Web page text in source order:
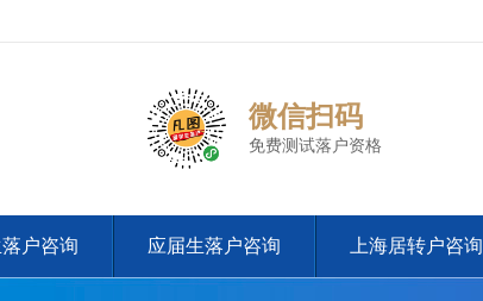
微信扫码
免费测试落户资格
户咨询 应届生落户咨询 上海居转户咨询